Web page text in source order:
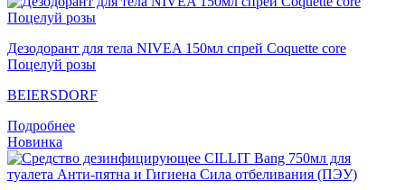
Дезодорант для тела NIVEA 150мл спрей Coquette core
Поцелуй розы
BEIERSDORF
Подробнее
Новинка